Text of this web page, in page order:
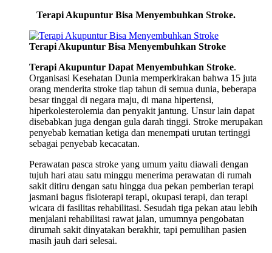
Terapi Akupuntur Bisa Menyembuhkan Stroke.
Terapi Akupuntur Bisa Menyembuhkan Stroke
Terapi Akupuntur Dapat Menyembuhkan Stroke.
Organisasi Kesehatan Dunia memperkirakan bahwa 15 juta
orang menderita stroke tiap tahun di semua dunia, beberapa
besar tinggal di negara maju, di mana hipertensi,
hiperkolesterolemia dan penyakit jantung. Unsur lain dapat
disebabkan juga dengan gula darah tinggi. Stroke merupakan
penyebab kematian ketiga dan menempati urutan tertinggi
sebagai penyebab kecacatan.
Perawatan pasca stroke yang umum yaitu diawali dengan
tujuh hari atau satu minggu menerima perawatan di rumah
sakit ditiru dengan satu hingga dua pekan pemberian terapi
jasmani bagus fisioterapi terapi, okupasi terapi, dan terapi
wicara di fasilitas rehabilitasi. Sesudah tiga pekan atau lebih
menjalani rehabilitasi rawat jalan, umumnya pengobatan
dirumah sakit dinyatakan berakhir, tapi pemulihan pasien
masih jauh dari selesai.